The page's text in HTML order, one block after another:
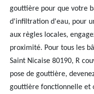
gouttière pour que votre
d'infiltration d'eau, pour
aux règles locales,
proximité. Pour tous les
Saint Nicaise 80190, R
pose de gouttière,
gouttière fonctionnelle et